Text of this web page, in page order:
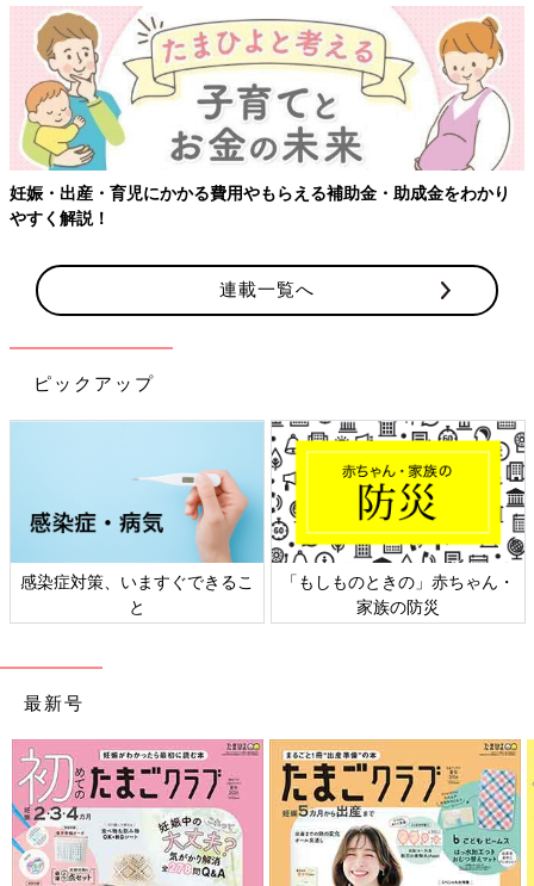
妊娠・出産・育児にかかる費用やもらえる補助金・助成金をわかり
やすく解説！
連載一覧へ
ピックアップ
感染症対策、いますぐできるこ
と
「もしものときの」赤ちゃん・
家族の防災
最新号